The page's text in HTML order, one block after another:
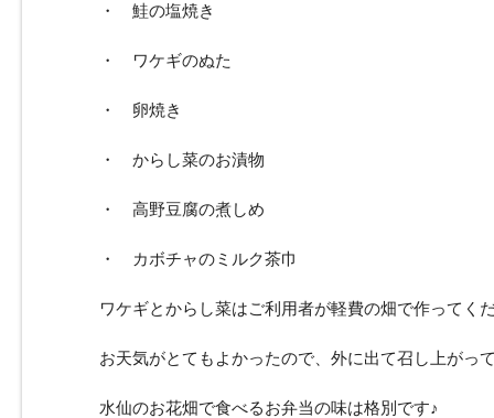
・ 鮭の塩焼き
・ ワケギのぬた
・ 卵焼き
・ からし菜のお漬物
・ 高野豆腐の煮しめ
・ カボチャのミルク茶巾
ワケギとからし菜はご利用者が軽費の畑で作ってく
お天気がとてもよかったので、外に出て召し上がっ
水仙のお花畑で食べるお弁当の味は格別です♪